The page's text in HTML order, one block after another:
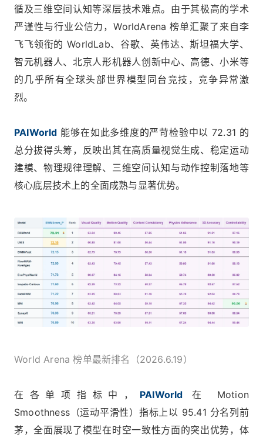
循及三维空间认知等深层技术难点。由于其极高的学术
严谨性与行业公信力，WorldArena 榜单汇聚了来自李
飞飞领衔的 WorldLab、谷歌、英伟达、斯坦福大学、
智元机器人、北京人形机器人创新中心、高德、小米等
的几乎所有全球头部世界模型同台竞技，竞争异常激
烈。
PAIWorld 能够在如此多维度的严苛检验中以 72.31 的
总分拔得头筹，反映出其在高质量视觉生成、稳定运动
建模、物理规律理解、三维空间认知与动作控制落地等
核心底层技术上的全面成熟与显著优势。
World Arena 榜单最新排名（2026.6.19）
在各单项指标中， PAIWorld 在 Motion
Smoothness（运动平滑性）指标上以 95.41 分名列前
茅，全面展现了模型在时空一致性方面的突出优势，体